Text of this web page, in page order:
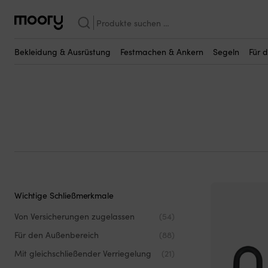
Suchen
nach:
Bekleidung & Ausrüstung Festmachen & Ankern Segeln Für
Schlüsselschloss
Wichtige Schließmerkmale
Von Versicherungen zugelassen
(54)
Für den Außenbereich
(88)
Mit gleichschließender Verriegelung
(21)